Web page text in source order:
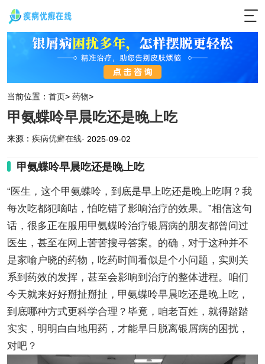
当前位置： 首页> 药物>
甲氨蝶呤早晨吃还是晚上吃
来源： 疾病优癣在线· 2025-09-02
甲氨蝶呤早晨吃还是晚上吃
“医生，这个甲氨蝶呤，到底是早上吃还是晚上吃啊？我
每次吃都犯嘀咕，怕吃错了影响治疗的效果。”相信这句
话，很多正在服用甲氨蝶呤治疗银屑病的朋友都曾问过
医生，甚至在网上苦苦搜寻答案。的确，对于这种并不
是家喻户晓的药物，吃药时间看似是个小问题，实则关
系到药效的发挥，甚至会影响到治疗的整体进程。咱们
今天就来好好掰扯掰扯，甲氨蝶呤早晨吃还是晚上吃，
到底哪种方式更科学合理？毕竟，咱老百姓，就得踏踏
实实，明明白白地用药，才能早日脱离银屑病的困扰，
对吧？